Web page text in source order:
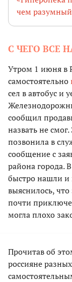
чем
С ЧЕГО ВСЕ
Утром 1 июня в
самостоятельно
сел в автобус и
сообщил
назвать не
позвонила в
сообщение с
района города.
быстро нашли и
выяснилось,
почти
могла плохо
Прочитав об
россияне